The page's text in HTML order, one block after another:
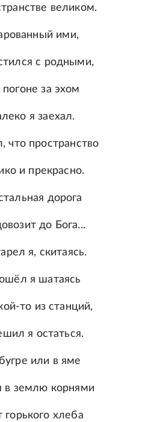
великом.
ими,
с родными,
погоне за эхом
я заехал.
что пространство
и прекрасно.
дорога
до Бога...
я, скитаясь.
я шатаясь
то из станций,
я остаться.
или в яме
в землю корнями
горького хлеба